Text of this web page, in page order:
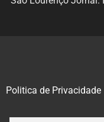
Politica de Privacidade